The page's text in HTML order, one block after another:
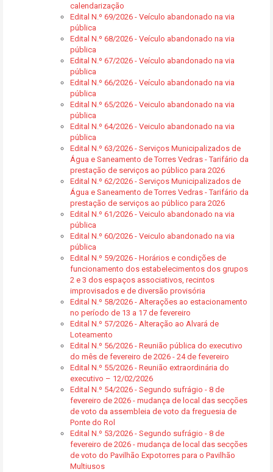
calendarização
Edital N.º 69/2026 - Veículo abandonado na via
pública
Edital N.º 68/2026 - Veículo abandonado na via
pública
Edital N.º 67/2026 - Veículo abandonado na via
pública
Edital N.º 66/2026 - Veículo abandonado na via
pública
Edital N.º 65/2026 - Veiculo abandonado na via
pública
Edital N.º 64/2026 - Veiculo abandonado na via
pública
Edital N.º 63/2026 - Serviços Municipalizados de
Água e Saneamento de Torres Vedras - Tarifário da
prestação de serviços ao público para 2026
Edital N.º 62/2026 - Serviços Municipalizados de
Água e Saneamento de Torres Vedras - Tarifário da
prestação de serviços ao público para 2026
Edital N.º 61/2026 - Veiculo abandonado na via
pública
Edital N.º 60/2026 - Veiculo abandonado na via
pública
Edital N.º 59/2026 - Horários e condições de
funcionamento dos estabelecimentos dos grupos
2 e 3 dos espaços associativos, recintos
improvisados e de diversão provisória
Edital N.º 58/2026 - Alterações ao estacionamento
no período de 13 a 17 de fevereiro
Edital N.º 57/2026 - Alteração ao Alvará de
Loteamento
Edital N.º 56/2026 - Reunião pública do executivo
do mês de fevereiro de 2026 - 24 de fevereiro
Edital N.º 55/2026 - Reunião extraordinária do
executivo – 12/02/2026
Edital N.º 54/2026 - Segundo sufrágio - 8 de
fevereiro de 2026 - mudança de local das secções
de voto da assembleia de voto da freguesia de
Ponte do Rol
Edital N.º 53/2026 - Segundo sufrágio - 8 de
fevereiro de 2026 - mudança de local das secções
de voto do Pavilhão Expotorres para o Pavilhão
Multiusos